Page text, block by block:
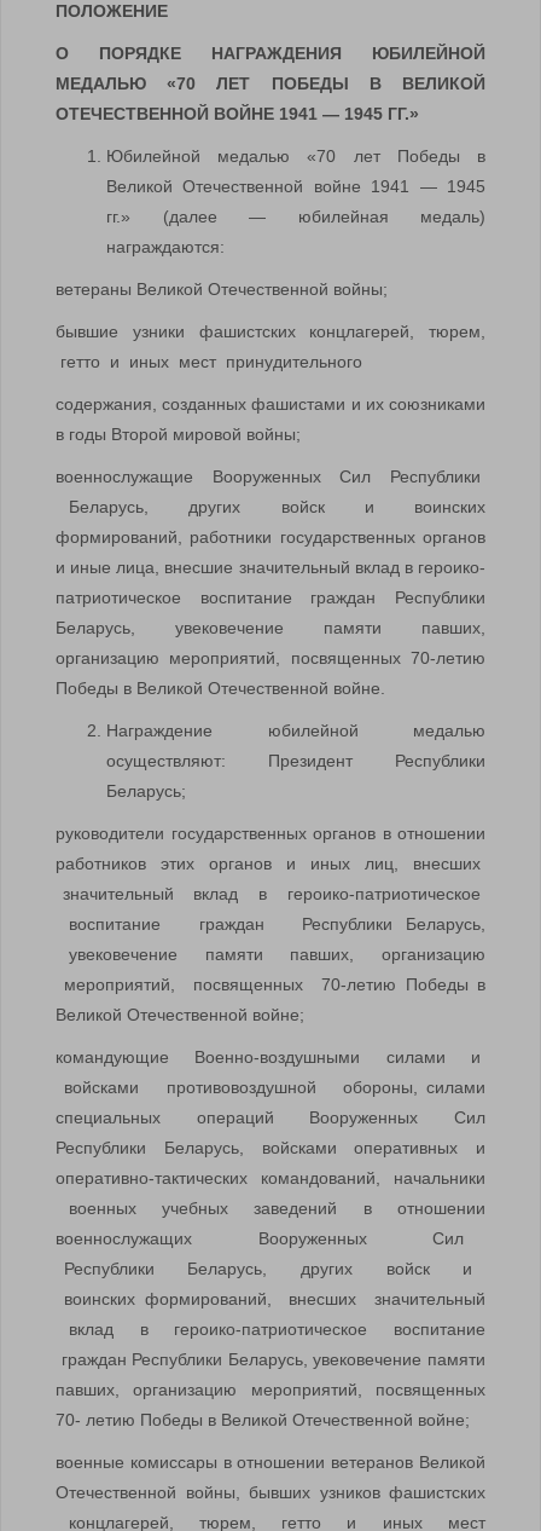
ПОЛОЖЕНИЕ
О ПОРЯДКЕ НАГРАЖДЕНИЯ ЮБИЛЕЙНОЙ
МЕДАЛЬЮ «70 ЛЕТ ПОБЕДЫ В ВЕЛИКОЙ
ОТЕЧЕСТВЕННОЙ ВОЙНЕ 1941 — 1945 ГГ.»
Юбилейной медалью «70 лет Победы в
Великой Отечественной войне 1941 — 1945
гг.» (далее — юбилейная медаль)
награждаются:
ветераны Великой Отечественной войны;
бывшие узники фашистских концлагерей, тюрем,
гетто и иных мест принудительного
содержания, созданных фашистами и их союзниками
в годы Второй мировой войны;
военнослужащие Вооруженных Сил Республики
Беларусь, других войск и воинских
формирований, работники государственных органов
и иные лица, внесшие значительный вклад в героико-
патриотическое воспитание граждан Республики
Беларусь, увековечение памяти павших,
организацию мероприятий, посвященных 70-летию
Победы в Великой Отечественной войне.
Награждение юбилейной медалью
осуществляют: Президент Республики
Беларусь;
руководители государственных органов в отношении
работников этих органов и иных лиц, внесших
значительный вклад в героико-патриотическое
воспитание граждан Республики Беларусь,
увековечение памяти павших, организацию
мероприятий, посвященных 70-летию Победы в
Великой Отечественной войне;
командующие Военно-воздушными силами и
войсками противовоздушной обороны, силами
специальных операций Вооруженных Сил
Республики Беларусь, войсками оперативных и
оперативно-тактических командований, начальники
военных учебных заведений в отношении
военнослужащих Вооруженных Сил
Республики Беларусь, других войск и
воинских формирований, внесших значительный
вклад в героико-патриотическое воспитание
граждан Республики Беларусь, увековечение памяти
павших, организацию мероприятий, посвященных
70- летию Победы в Великой Отечественной войне;
военные комиссары в отношении ветеранов Великой
Отечественной войны, бывших узников фашистских
концлагерей, тюрем, гетто и иных мест